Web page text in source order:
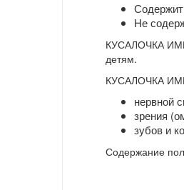
Не
КУСАЛОЧКА
детям.
КУСАЛОЧКА
нервной
зрения
зубов и
Содержание